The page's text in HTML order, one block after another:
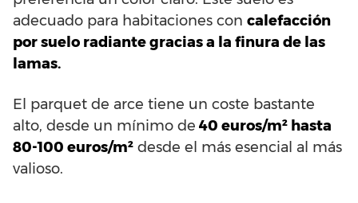
adecuado para habitaciones con calefacción
por suelo radiante gracias a la finura de las
lamas.
El parquet de arce tiene un coste bastante
alto, desde un mínimo de 40 euros/m² hasta
80-100 euros/m² desde el más esencial al más
valioso.